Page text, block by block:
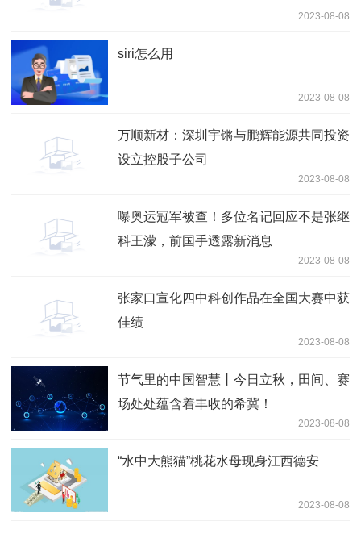
2023-08-08
siri怎么用
2023-08-08
万顺新材：深圳宇锵与鹏辉能源共同投资
设立控股子公司
2023-08-08
曝奥运冠军被查！多位名记回应不是张继
科王濛，前国手透露新消息
2023-08-08
张家口宣化四中科创作品在全国大赛中获
佳绩
2023-08-08
节气里的中国智慧丨今日立秋，田间、赛
场处处蕴含着丰收的希冀！
2023-08-08
“水中大熊猫”桃花水母现身江西德安
2023-08-08